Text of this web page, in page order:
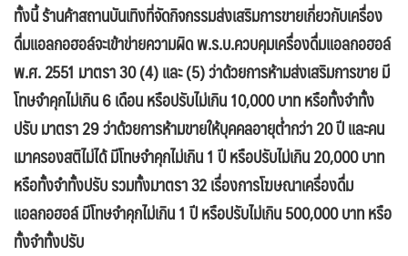
ทั้งนี้ ร้านค้าสถานบันเทิงที่จัดกิจกรรมส่งเสริมการขายเกี่ยวกับเครื่อง
ดื่มแอลกอฮอล์จะเข้าข่ายความผิด พ.ร.บ.ควบคุมเครื่องดื่มแอลกอฮอล์
พ.ศ. 2551 มาตรา 30 (4) และ (5) ว่าด้วยการห้ามส่งเสริมการขาย มี
โทษจำคุกไม่เกิน 6 เดือน หรือปรับไม่เกิน 10,000 บาท หรือทั้งจำทั้ง
ปรับ มาตรา 29 ว่าด้วยการห้ามขายให้บุคคลอายุต่ำกว่า 20 ปี และคน
เมาครองสติไม่ได้ มีโทษจำคุกไม่เกิน 1 ปี หรือปรับไม่เกิน 20,000 บาท
หรือทั้งจำทั้งปรับ รวมทั้งมาตรา 32 เรื่องการโฆษณาเครื่องดื่ม
แอลกอฮอล์ มีโทษจำคุกไม่เกิน 1 ปี หรือปรับไม่เกิน 500,000 บาท หรือ
ทั้งจำทั้งปรับ